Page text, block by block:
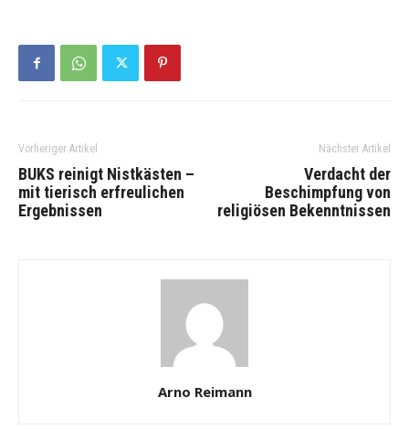
Vorheriger Artikel
BUKS reinigt Nistkästen –
mit tierisch erfreulichen
Ergebnissen
Nächster Artikel
Verdacht der
Beschimpfung von
religiösen Bekenntnissen
Arno Reimann